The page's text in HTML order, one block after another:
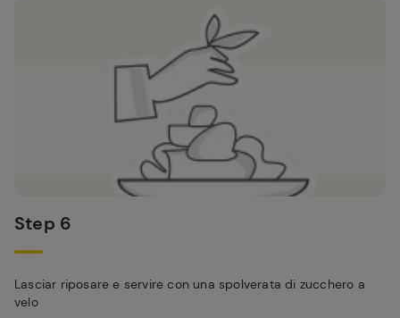
Step 6
Lasciar riposare e servire con una spolverata di zucchero a
velo